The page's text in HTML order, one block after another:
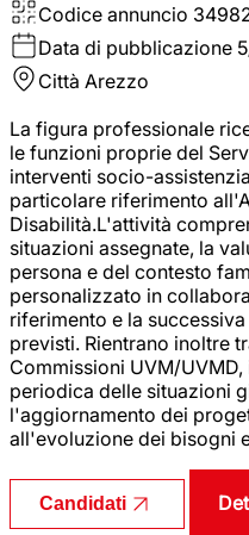
Codice annuncio
Data di pubblicazione
Città Arezzo
La figura professionale
le funzioni proprie del
interventi socio-
particolare riferimento
Disabilità.L'attività
situazioni assegnate, la
persona e del contesto
personalizzato in
riferimento e la
previsti. Rientrano inoltre
Commissioni UVM/
periodica delle situazioni
l'aggiornamento dei
all'evoluzione dei bisogni
Candidati